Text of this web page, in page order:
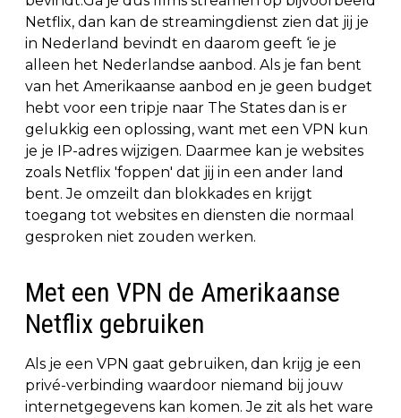
Netflix, dan kan de streamingdienst zien dat jij je
in Nederland bevindt en daarom geeft ‘ie je
alleen het Nederlandse aanbod. Als je fan bent
van het Amerikaanse aanbod en je geen budget
hebt voor een tripje naar The States dan is er
gelukkig een oplossing, want met een VPN kun
je je IP-adres wijzigen. Daarmee kan je websites
zoals Netflix 'foppen' dat jij in een ander land
bent. Je omzeilt dan blokkades en krijgt
toegang tot websites en diensten die normaal
gesproken niet zouden werken.
Met een VPN de Amerikaanse
Netflix gebruiken
Als je een VPN gaat gebruiken, dan krijg je een
privé-verbinding waardoor niemand bij jouw
internetgegevens kan komen. Je zit als het ware